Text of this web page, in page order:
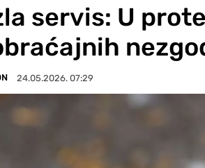
servis: U
24.05.2026. 07:29